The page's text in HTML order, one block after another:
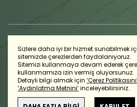
Sizlere daha iyi bir hizmet sunabilmek
sitemizde çerezlerden faydalanıyoruz.
Sitemizi kullanmaya devam ederek
kullanmamıza izin vermiş oluyorsunuz.
Detaylı bilgi almak için ‘Çerez
‘Aydınlatma Metnini’inceleyebilirsiniz.
Günlük gelişmeleri takip edebilmek için
indirin